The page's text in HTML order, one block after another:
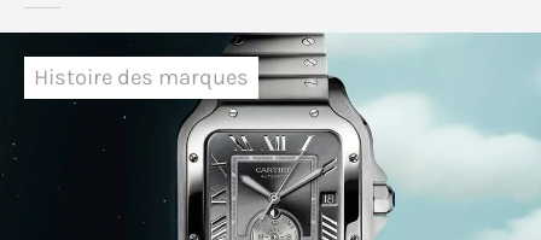
Histoire des marques